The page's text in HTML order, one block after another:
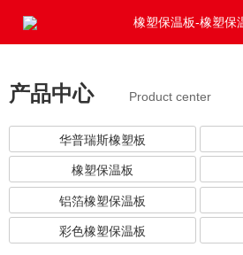
橡塑保温板-橡塑保
产品中心 Product center
华普瑞斯橡塑板
橡塑保温板
铝箔橡塑保温板
彩色橡塑保温板